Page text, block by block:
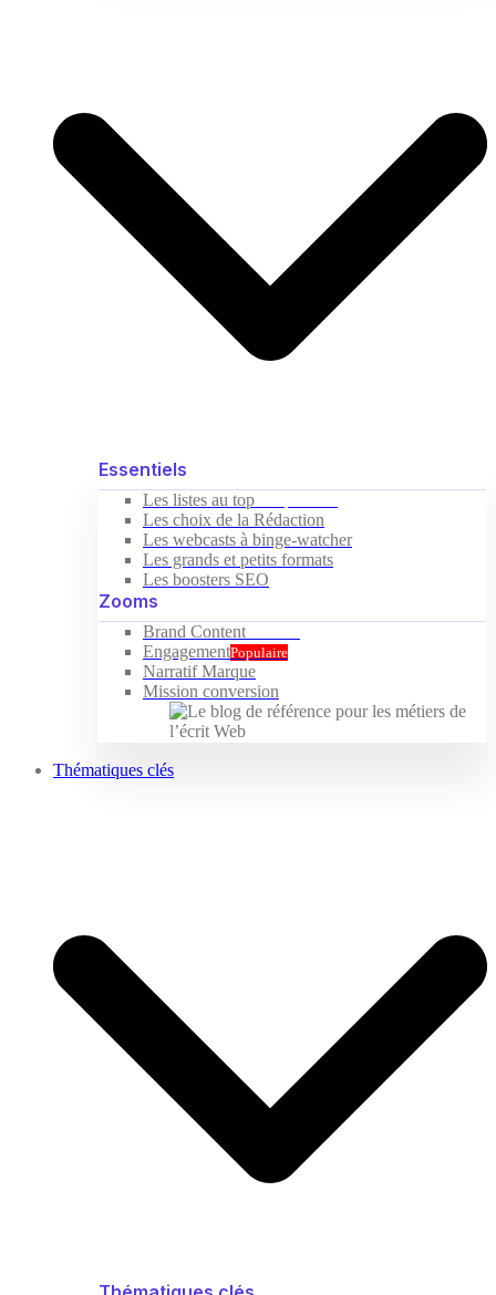
Essentiels
Les listes au top
Les choix de la Rédaction
Les webcasts à binge-watcher
Les grands et petits formats
Les boosters SEO
Zooms
Brand Content
EngagementPopulaire
Narratif Marque
Mission conversion
Thématiques clés